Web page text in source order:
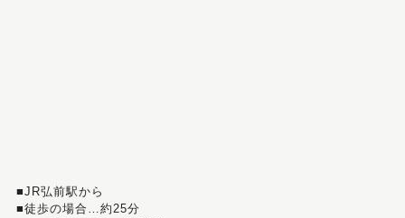
■JR弘前駅から
■徒歩の場合…約25分